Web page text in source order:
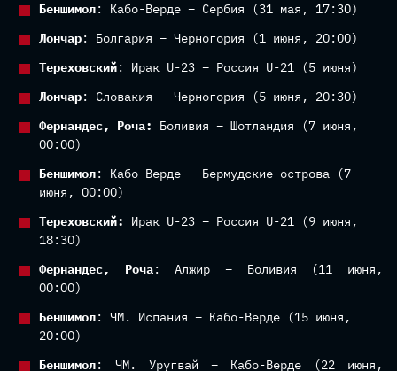
Беншимол: Кабо-Верде – Сербия (31 мая, 17:30)
Лончар: Болгария – Черногория (1 июня, 20:00)
Тереховский: Ирак U-23 – Россия U-21 (5 июня)
Лончар: Словакия – Черногория (5 июня, 20:30)
Фернандес, Роча: Боливия – Шотландия (7 июня,
00:00)
Беншимол: Кабо-Верде – Бермудские острова (7
июня, 00:00)
Тереховский: Ирак U-23 – Россия U-21 (9 июня,
18:30)
Фернандес, Роча: Алжир – Боливия (11 июня,
00:00)
Беншимол: ЧМ. Испания – Кабо-Верде (15 июня,
20:00)
Беншимол: ЧМ. Уругвай – Кабо-Верде (22 июня,